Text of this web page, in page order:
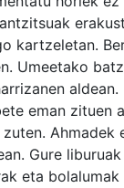
kartzeletan.
Umeetako
eman zituen
Ahmadek
Gure
eta